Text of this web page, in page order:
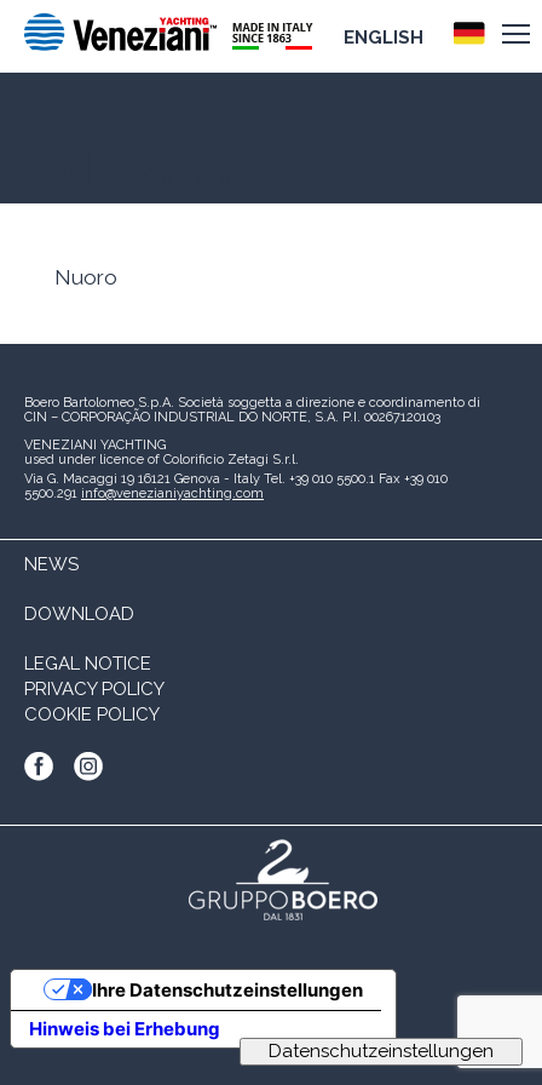
ENGLISH
Nuoro
Boero Bartolomeo S.p.A. Società soggetta a direzione e coordinamento di
CIN – CORPORAÇÃO INDUSTRIAL DO NORTE, S.A. P.I. 00267120103
VENEZIANI YACHTING
used under licence of Colorificio Zetagi S.r.l.
Via G. Macaggi 19 16121 Genova - Italy Tel. +39 010 5500.1 Fax +39 010
5500.291 info@venezianiyachting.com
NEWS
DOWNLOAD
LEGAL NOTICE
PRIVACY POLICY
COOKIE POLICY
Hinweis bei Erhebung
Ihre Datenschutzeinstellungen